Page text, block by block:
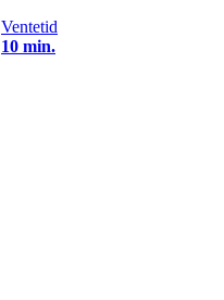
Ventetid
10 min.